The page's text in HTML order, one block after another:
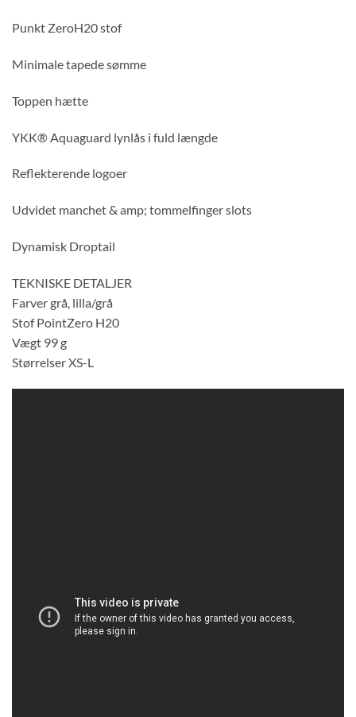
Punkt ZeroH20 stof
Minimale tapede sømme
Toppen hætte
YKK® Aquaguard lynlås i fuld længde
Reflekterende logoer
Udvidet manchet & amp; tommelfinger slots
Dynamisk Droptail
TEKNISKE DETALJER
Farver grå, lilla/grå
Stof PointZero H20
Vægt 99 g
Størrelser XS-L